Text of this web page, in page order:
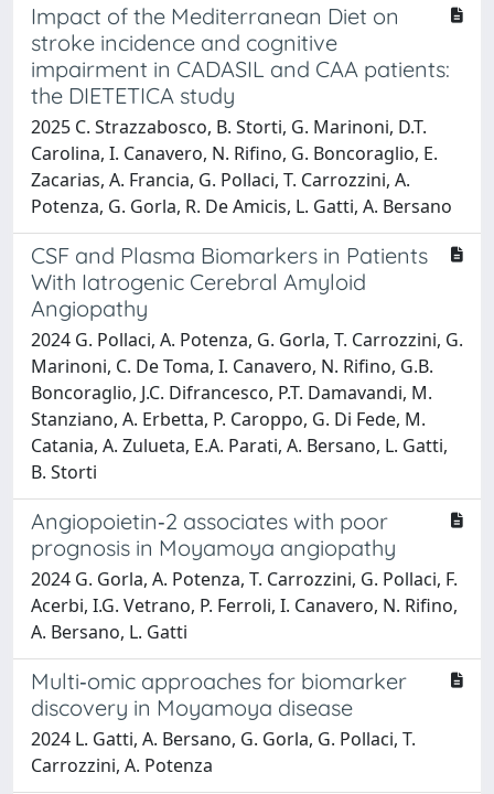
Impact of the Mediterranean Diet on
stroke incidence and cognitive
impairment in CADASIL and CAA patients:
the DIETETICA study
2025 C. Strazzabosco, B. Storti, G. Marinoni, D.T.
Carolina, I. Canavero, N. Rifino, G. Boncoraglio, E.
Zacarias, A. Francia, G. Pollaci, T. Carrozzini, A.
Potenza, G. Gorla, R. De Amicis, L. Gatti, A. Bersano
CSF and Plasma Biomarkers in Patients
With Iatrogenic Cerebral Amyloid
Angiopathy
2024 G. Pollaci, A. Potenza, G. Gorla, T. Carrozzini, G.
Marinoni, C. De Toma, I. Canavero, N. Rifino, G.B.
Boncoraglio, J.C. Difrancesco, P.T. Damavandi, M.
Stanziano, A. Erbetta, P. Caroppo, G. Di Fede, M.
Catania, A. Zulueta, E.A. Parati, A. Bersano, L. Gatti,
B. Storti
Angiopoietin‐2 associates with poor
prognosis in Moyamoya angiopathy
2024 G. Gorla, A. Potenza, T. Carrozzini, G. Pollaci, F.
Acerbi, I.G. Vetrano, P. Ferroli, I. Canavero, N. Rifino,
A. Bersano, L. Gatti
Multi‐omic approaches for biomarker
discovery in Moyamoya disease
2024 L. Gatti, A. Bersano, G. Gorla, G. Pollaci, T.
Carrozzini, A. Potenza